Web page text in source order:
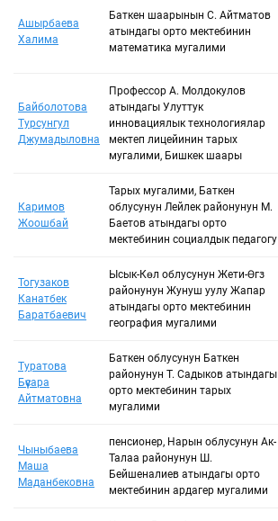
Сыйланып жаткан адамдын түрү:
Ашырбаева
Халима
Баткен шаарынын С. Айтматов
атындагы орто мектебинин
математика мугалими
Байболотова
Турсунгул
Джумадыловна
Профессор А. Молдокулов
атындагы Улуттук
инновациялык технологиялар
мектеп лицейинин тарых
мугалими, Бишкек шаары
Каримов
Жоошбай
Тарых мугалими, Баткен
облусунун Лейлек районунун М.
Баетов атындагы орто
мектебинин социалдык педагогу
Тогузаков
Канатбек
Баратбаевич
Ысык-Көл облусунун Жети-Өгүз
районунун Жунуш уулу Жапар
атындагы орто мектебинин
география мугалими
Туратова
Бүүсара
Айтматовна
Баткен облусунун Баткен
районунун Т. Садыков атындагы
орто мектебинин тарых
мугалими
Чыныбаева
Маша
Маданбековна
пенсионер, Нарын облусунун Ак-
Талаа районунун Ш.
Бейшеналиев атындагы орто
мектебинин ардагер мугалими